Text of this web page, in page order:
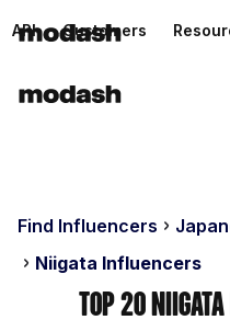
API Customers
Find Influencers
Niigata Influencers
Top 20